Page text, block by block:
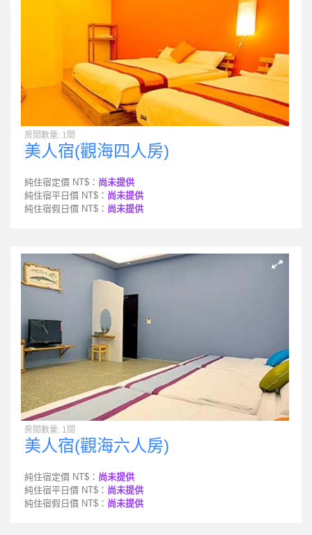
房間數量: 1間
美人宿(觀海四人房)
純住宿定價 NT$： 尚未提供
純住宿平日價 NT$： 尚未提供
純住宿假日價 NT$： 尚未提供
房間數量: 1間
美人宿(觀海六人房)
純住宿定價 NT$： 尚未提供
純住宿平日價 NT$： 尚未提供
純住宿假日價 NT$： 尚未提供